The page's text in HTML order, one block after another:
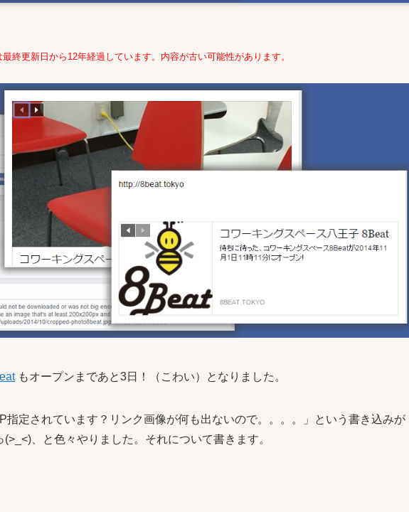
最終更新日から12年経過しています。内容が古い可能性があります。
もオープンまであと3日！（こわい）となりました。
指定されています？リンク画像が何も出ないので。。。。」という書き込みが
、と色々やりました。それについて書きます。